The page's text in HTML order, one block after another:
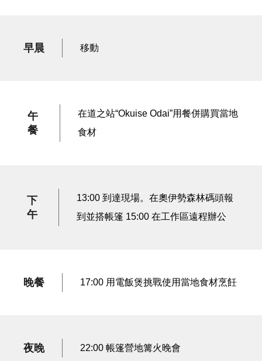
早晨 移動
午
餐
在道之站“Okuise Odai”用餐併購買當地
食材
下
午
13:00 到達現場。在奧伊勢森林碼頭報
到並搭帳篷 15:00 在工作區遠程辦公
晚餐 17:00 用電飯煲挑戰使用當地食材烹飪
夜晚 22:00 帳篷營地篝火晚會